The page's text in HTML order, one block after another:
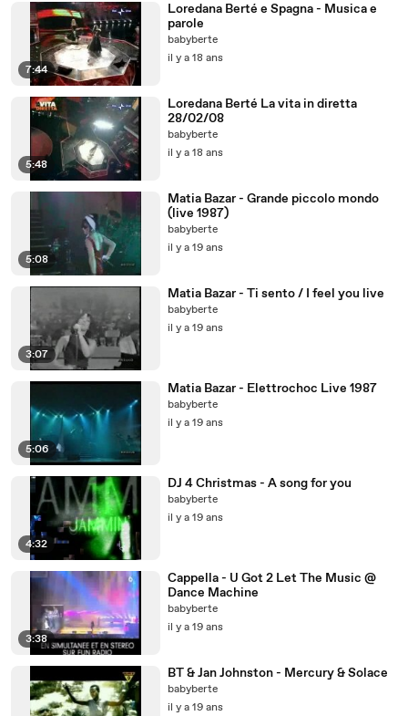
7:44
Loredana Berté e Spagna - Musica e
parole
babyberte
il y a 18 ans
5:48
Loredana Berté La vita in diretta
28/02/08
babyberte
il y a 18 ans
5:08
Matia Bazar - Grande piccolo mondo
(live 1987)
babyberte
il y a 19 ans
3:07
Matia Bazar - Ti sento / I feel you live
babyberte
il y a 19 ans
5:06
Matia Bazar - Elettrochoc Live 1987
babyberte
il y a 19 ans
4:32
DJ 4 Christmas - A song for you
babyberte
il y a 19 ans
3:38
Cappella - U Got 2 Let The Music @
Dance Machine
babyberte
il y a 19 ans
BT & Jan Johnston - Mercury & Solace
babyberte
il y a 19 ans